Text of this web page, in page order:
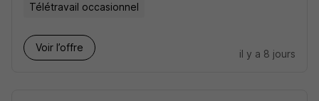
Télétravail occasionnel
Voir l’offre
il y a 8 jours